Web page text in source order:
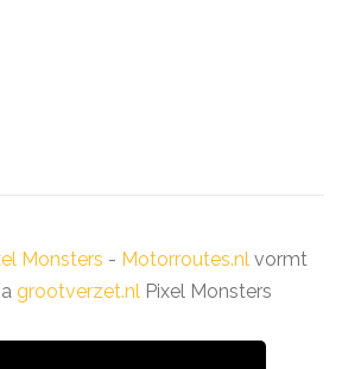
Monsters - Motorroutes.nlvormt
grootverzet.nlPixel Monsters